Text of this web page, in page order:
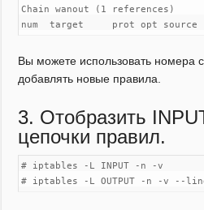
Chain wanout (1 references)
num  target     prot opt
Вы можете использовать номера
добавлять новые правила.
3. Отобразить
цепочки правил.
# iptables -L INPUT -n -v
# iptables -L OUTPUT -n -v --